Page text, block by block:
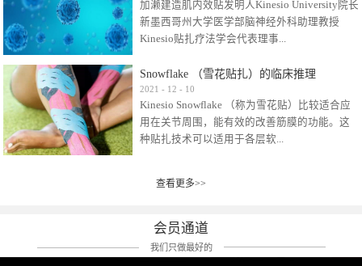
件下吃东西有时也会过敏，难道不吃不穿了？
其他品牌的在此我们不予评价，就KINESIO肌内
效贴布来说，40多年的研究开发制造肌内效贴
比如我本人，几乎天天接触KINESIO肌内效，无
论从皮肤适应性还是本人皮肤本身就不属于不
易过敏的那种，基本不会有过敏瘙痒的情况。
但是，当身体不适、休息不好、持续紧张等特
殊因素的影响下，有时还是会出现瘙痒过敏的
前后后居家近30天左右，感觉日子都日夜颠倒
痛影响走路。当天疼痛部贴了EDF和胃十字，膝
关节贴了半月板贴布。第2天第12肋部的EDF和
加濑建造肌内效贴发明人Kinesio University院长
新墨西哥州大学医学部脑神经外科助理教授
Kinesio贴扎疗法学会代表理事...
Kinesio Taping Association International
（KTAI）名誉会长 身体具有免疫、疼痛、细胞
破坏、发热、修复、增殖、再生等自然愈合能
力。 多作为细胞因子存在于皮肤表皮、真皮、
扎疗法）的效果是通过创造一个环境，使每种
以激发身体的自然愈合能力。 通常，药物会削
弱细胞因子的作用，单方面还会引起副作用的
症状。 与此相比，Kinesio肌内效贴创造了细
Snowflake （雪花贴扎）的临床推理
2021 - 12 - 10
Kinesio Snowflake （称为雪花贴）比较适合应
用在关节周围，能有效的改善筋膜的功能。这
种贴扎技术可以适用于各层软...
组织:肌肉，肌腱，韧带（主要围绕有问题的关
状，而是指贴布本身很重量，以及贴布刺激的
类型。贴布的应用充分利用了体内由间质液组
成的自然流体力学的流体层。这种轻微的刺激
查看更多>>
会员通道
我们只做最好的